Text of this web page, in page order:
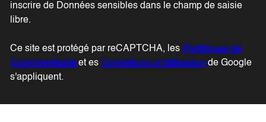
inscrire de Données sensibles dans le champ de saisie
libre.
Ce site est protégé par reCAPTCHA, les Politiques de
Confidentialité et es Conditions d'utilisation de Google
s'appliquent.